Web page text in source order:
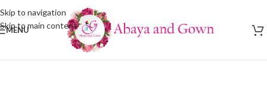
Skip to navigation
Skip to main content
MENU